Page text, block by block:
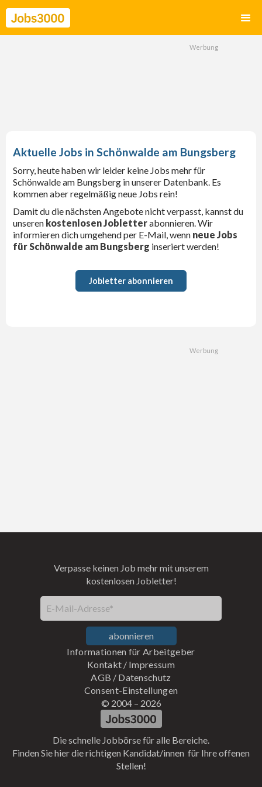
Schönwalde am Bungsberg
Sorry, heute haben wir leider keine Jobs mehr für
Schönwalde am Bungsberg in unserer Datenbank. Es
kommen aber regelmäßig neue Jobs rein!
Damit du die nächsten Angebote nicht verpasst, kannst du
unseren kostenlosen Jobletterabonnieren. Wir
informieren dich umgehend per E-Mail, wenn neue Jobs
für Schönwalde am Bungsberg inseriert werden!
Jobletter abonnieren
Die schnelle Jobbörse für alle Bereiche.
Finden Sie hier die richtigen Kandidat/innen für Ihre offenen
Stellen!
Informationen für Arbeitgeber
Kontakt / Impressum
AGB / Datenschutz
Consent-Einstellungen
© 2004 – 2026
Verpasse keinen Job mehr mit unserem
kostenlosen Jobletter!
E-Mail-Adresse*
abonnieren